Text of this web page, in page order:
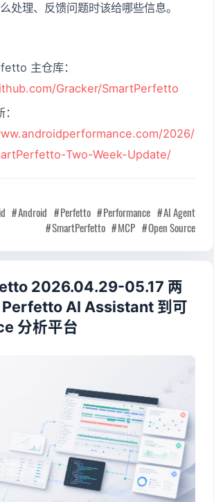
处理、反馈问题时该给哪些信息。
主仓库：
Gracker/SmartPerfetto
2026/
Two-Week-Update/
Android Perfetto Performance
AI Agent
SmartPerfetto
MCP Open Source
2026.04.29-05.17 两
Perfetto AI Assistant 到可
分析平台